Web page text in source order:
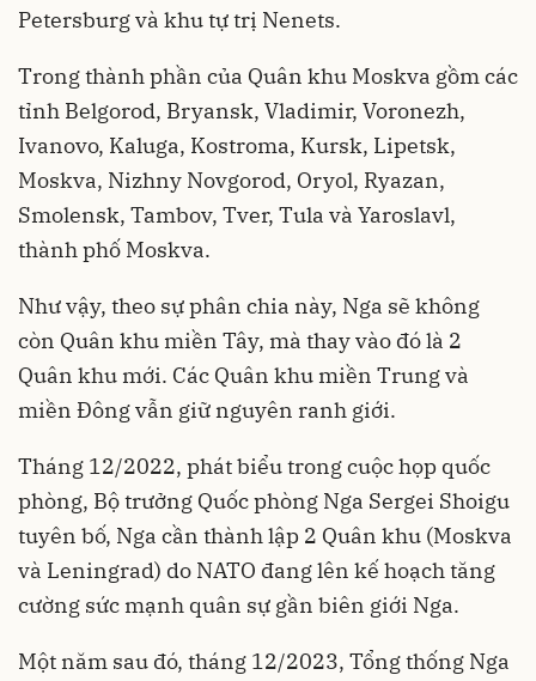
Petersburg và khu tự trị Nenets.
Trong thành phần của Quân khu Moskva gồm các
tỉnh Belgorod, Bryansk, Vladimir, Voronezh,
Ivanovo, Kaluga, Kostroma, Kursk, Lipetsk,
Moskva, Nizhny Novgorod, Oryol, Ryazan,
Smolensk, Tambov, Tver, Tula và Yaroslavl,
thành phố Moskva.
Như vậy, theo sự phân chia này, Nga sẽ không
còn Quân khu miền Tây, mà thay vào đó là 2
Quân khu mới. Các Quân khu miền Trung và
miền Đông vẫn giữ nguyên ranh giới.
Tháng 12/2022, phát biểu trong cuộc họp quốc
phòng, Bộ trưởng Quốc phòng Nga Sergei Shoigu
tuyên bố, Nga cần thành lập 2 Quân khu (Moskva
và Leningrad) do NATO đang lên kế hoạch tăng
cường sức mạnh quân sự gần biên giới Nga.
Một năm sau đó, tháng 12/2023, Tổng thống Nga